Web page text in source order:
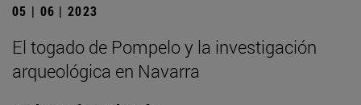
05 | 06 | 2023
El togado de Pompelo y la investigación
arqueológica en Navarra